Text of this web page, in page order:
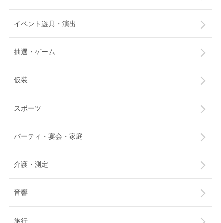
イベント遊具・演出
抽選・ゲーム
仮装
スポーツ
パーティ・宴会・家庭
介護・測定
音響
旅行